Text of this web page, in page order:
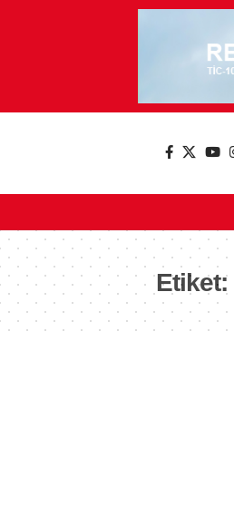
Etiket: